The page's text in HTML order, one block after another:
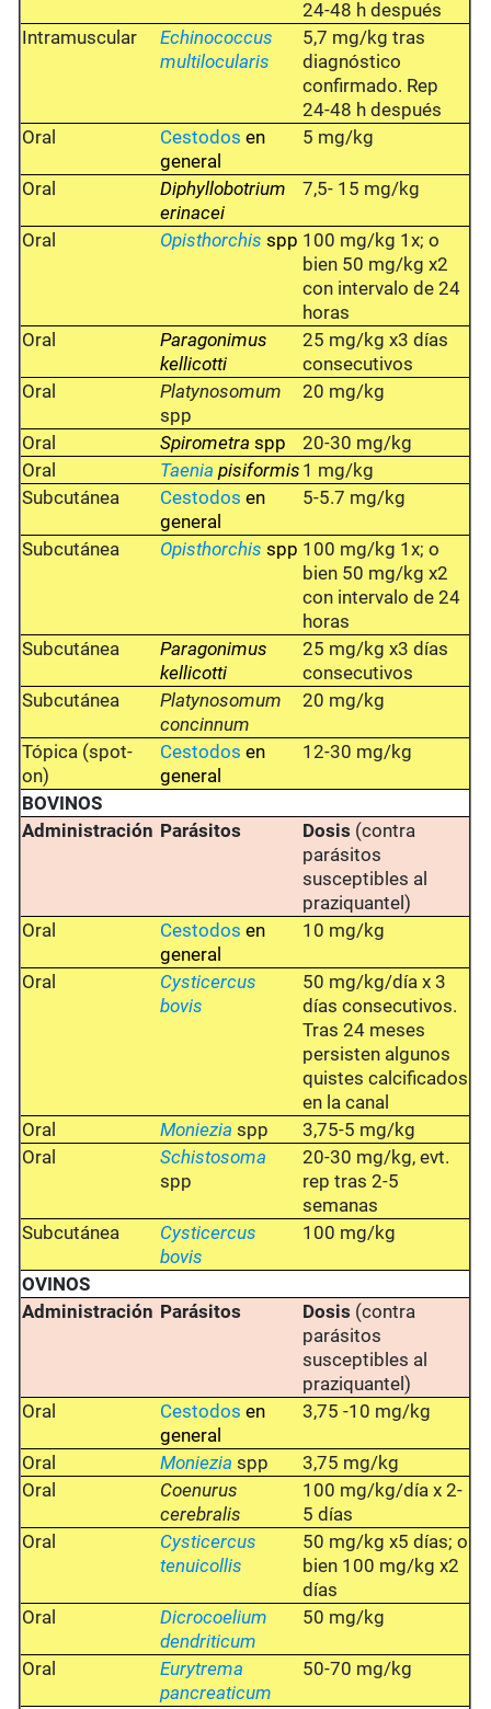
24-48 h después
Intramuscular
Echinococcus
multilocularis
5,7 mg/kg tras
diagnóstico
confirmado. Rep
24-48 h después
Oral
Cestodos en
general
5 mg/kg
Oral
Diphyllobotrium
erinacei
7,5- 15 mg/kg
Oral Opisthorchis spp 100 mg/kg 1x; o
bien 50 mg/kg x2
con intervalo de 24
horas
Oral
Paragonimus
kellicotti
25 mg/kg x3 días
consecutivos
Oral
Platynosomum
spp
20 mg/kg
Oral Spirometraspp
20-30 mg/kg
Oral
Taenia pisiformis 1 mg/kg
Subcutánea
Cestodos en
general
5-5.7 mg/kg
Subcutánea Opisthorchis spp 100 mg/kg 1x; o
bien 50 mg/kg x2
con intervalo de 24
horas
Subcutánea
Paragonimus
kellicotti
25 mg/kg x3 días
consecutivos
Subcutánea
Platynosomum
concinnum
20 mg/kg
Tópica (spot-
on)
Cestodos en
general
12-30 mg/kg
BOVINOS
Administración Parásitos Dosis (contra
parásitos
susceptibles al
praziquantel)
Oral
Cestodos en
general
10 mg/kg
Oral
Cysticercus
bovis
50 mg/kg/día x 3
días consecutivos.
Tras 24 meses
persisten algunos
quistes calcificados
en la canal
Oral
Moniezia spp
3,75-5 mg/kg
Oral
Schistosoma
spp
20-30 mg/kg, evt.
rep tras 2-5
semanas
Subcutánea
Cysticercus
bovis
100 mg/kg
OVINOS
Administración Parásitos Dosis (contra
parásitos
susceptibles al
praziquantel)
Oral
Cestodos en
general
3,75 -10 mg/kg
Oral Moniezia spp
3,75 mg/kg
Oral
Coenurus
cerebralis
100 mg/kg/día x 2-
5 días
Oral
Cysticercus
tenuicollis
50 mg/kg x5 días; o
bien 100 mg/kg x2
días
Oral
Dicrocoelium
dendriticum
50 mg/kg
Oral
Eurytrema
pancreaticum
50-70 mg/kg